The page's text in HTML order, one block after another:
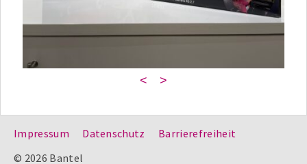
< >
Impressum Datenschutz
Barrierefreiheit
© 2026 Bantel